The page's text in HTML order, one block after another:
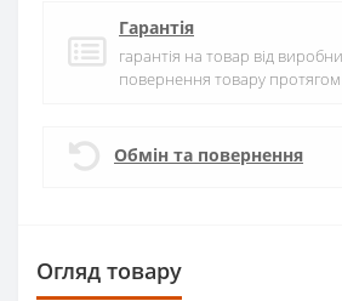
Гарантія
гарантія на товар від
повернення товару протягом
Обмін та повернення
Огляд товару